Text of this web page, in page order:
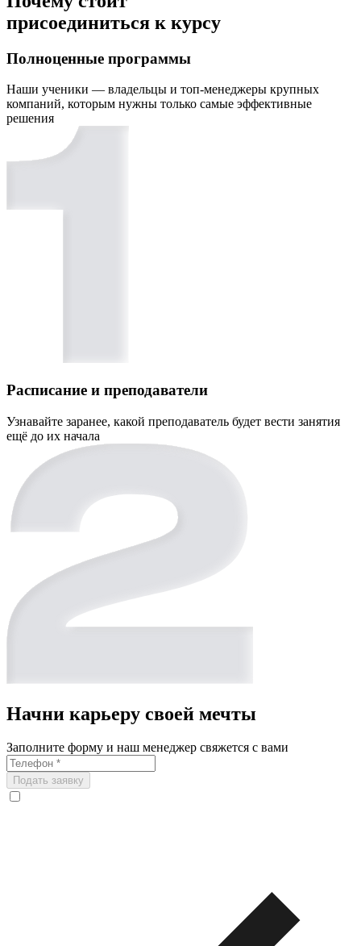
присоединиться к курсу
Полноценные программы
Наши ученики — владельцы и топ-менеджеры крупных
компаний, которым нужны только самые эффективные
решения
Расписание и преподаватели
Узнавайте заранее, какой преподаватель будет вести занятия
ещё до их начала
Начни карьеру своей мечты
Заполните форму и наш менеджер свяжется с вами
Подать заявку